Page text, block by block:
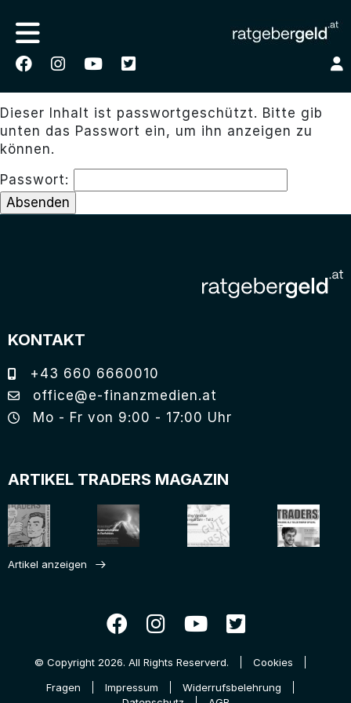
Dieser Inhalt ist passwortgeschützt. Bitte gib
unten das Passwort ein, um ihn anzeigen zu
können.
Passwort:
KONTAKT
+43 660 6660010
office@e-finanzmedien.at
Mo - Fr von 9:00 - 17:00 Uhr
ARTIKEL TRADERS MAGAZIN
Artikel anzeigen
© Copyright 2026. All Rights Reserverd.
Cookies
Fragen
Impressum
Widerrufsbelehrung